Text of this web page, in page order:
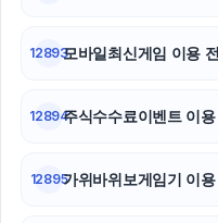
12893모바일최신게임 이용
12894주식수수료이벤트 이
12895가위바위보게임기 이